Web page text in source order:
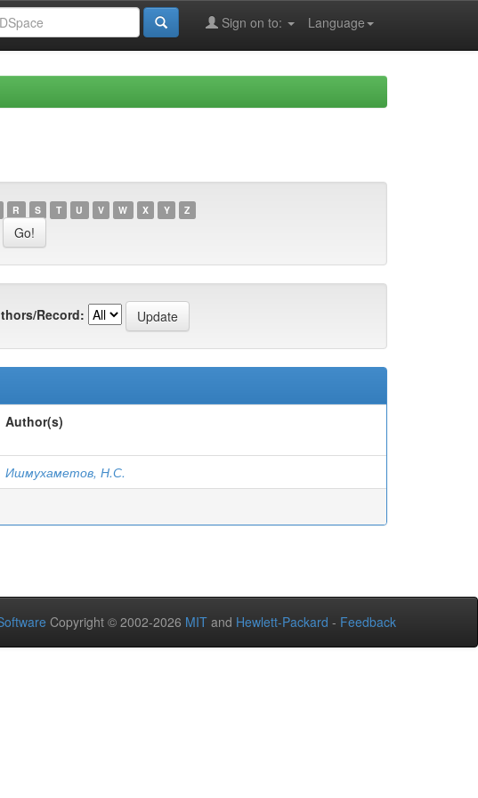
Language
Sign on to:
R S T U V W X Y Z
Record:
Author(s)
Ишмухаметов, Н.С.
Copyright © 2002-2026 MIT and Hewlett-Packard - Feedback